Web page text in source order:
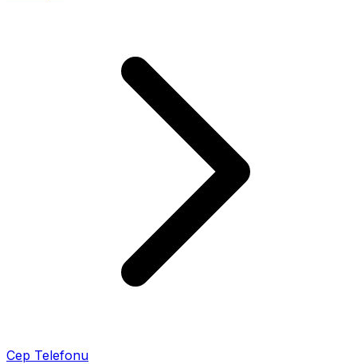
Cep Telefonu